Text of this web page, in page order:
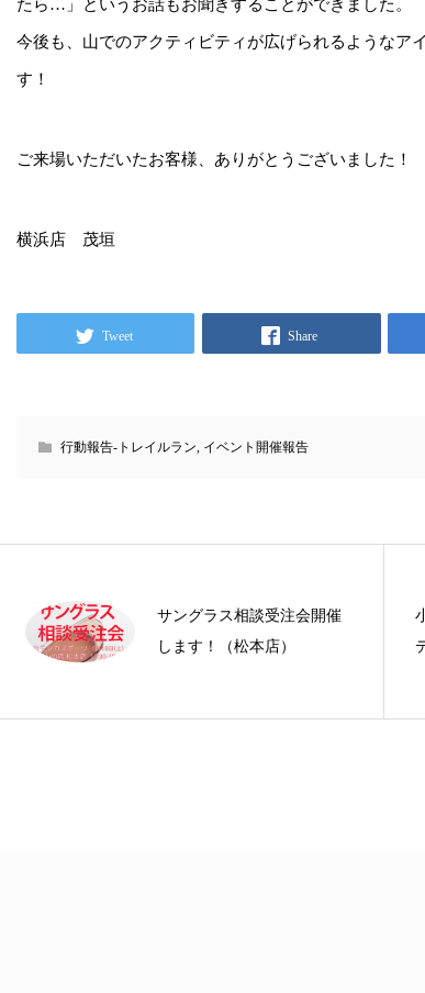
たら…」というお話もお聞きすることができました。
今後も、山でのアクティビティが広げられるようなア
す！
ご来場いただいたお客様、ありがとうございました！
横浜店 茂垣
Tweet Share
行動報告-トレイルラン, イベント開催報告
サングラス相談受注会開催
します！（松本店）